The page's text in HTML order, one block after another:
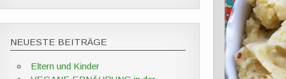
NEUESTE BEITRÄGE
Eltern und Kinder